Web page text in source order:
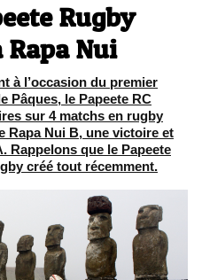
Rugby
Rapa Nui
à l’occasion du premier
Pâques, le Papeete RC
sur 4 matchs en rugby
Rapa Nui B, une victoire et
Rappelons que le Papeete
créé tout récemment.